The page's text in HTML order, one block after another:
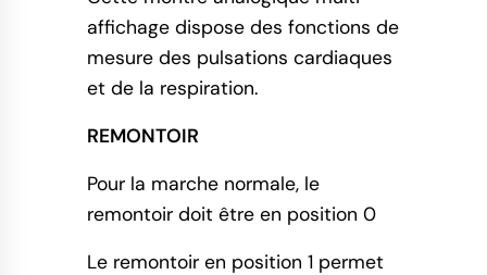
affichage dispose des fonctions de
mesure des pulsations cardiaques
et de la respiration.
REMONTOIR
Pour la marche normale, le
remontoir doit être en position 0
Le remontoir en position 1 permet